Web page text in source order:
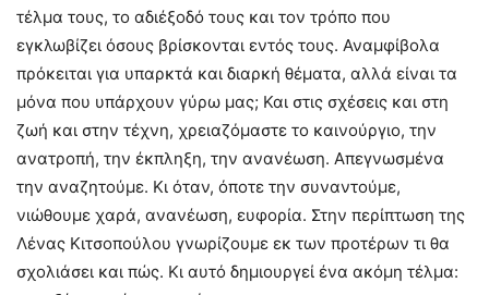
τέλμα τους, το αδιέξοδό τους και τον τρόπο που
εγκλωβίζει όσους βρίσκονται εντός τους. Αναμφίβολα
πρόκειται για υπαρκτά και διαρκή θέματα, αλλά είναι τα
μόνα που υπάρχουν γύρω μας; Και στις σχέσεις και στη
ζωή και στην τέχνη, χρειαζόμαστε το καινούργιο, την
ανατροπή, την έκπληξη, την ανανέωση. Απεγνωσμένα
την αναζητούμε. Κι όταν, όποτε την συναντούμε,
νιώθουμε χαρά, ανανέωση, ευφορία. Στην περίπτωση της
Λένας Κιτσοπούλου γνωρίζουμε εκ των προτέρων τι θα
σχολιάσει και πώς. Κι αυτό δημιουργεί ένα ακόμη τέλμα: